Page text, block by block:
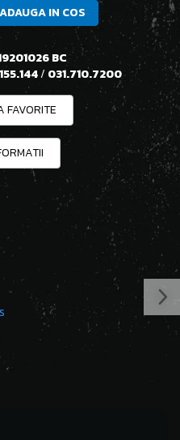
ADAUGA IN COS
BC
/ 031.710.7200